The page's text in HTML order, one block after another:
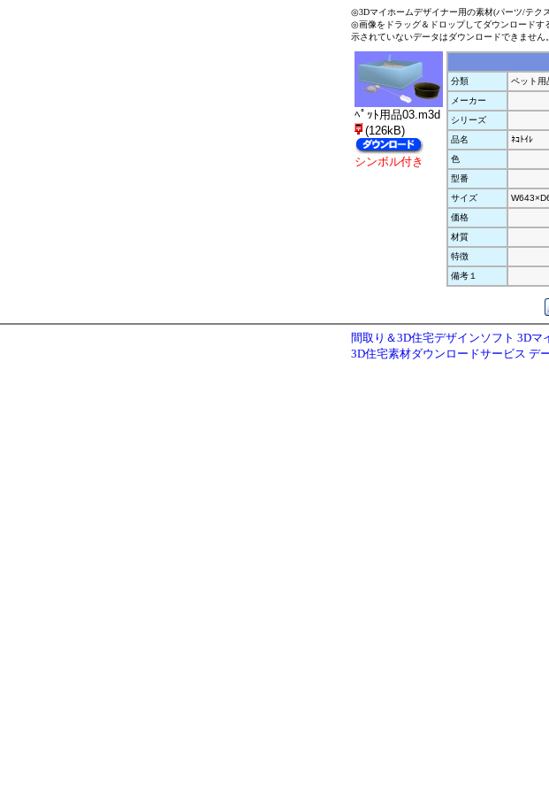
◎3Dマイホームデザイナー用の素材(パーツ/テク
◎画像をドラッグ＆ドロップしてダウンロードす
示されていないデータはダウンロードできません。
ﾍﾟｯﾄ用品03.m3d
(126kB)
シンボル付き
分類
ペット用
メーカー
シリーズ
品名
ﾈｺﾄｲﾚ
色
型番
サイズ
価格
材質
特徴
備考１
間取り＆3D住宅デザインソフト 3D
3D住宅素材ダウンロードサービス デ